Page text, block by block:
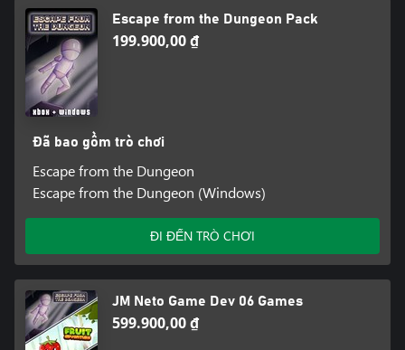
Escape from the Dungeon Pack
199.900,00 ₫
Đã bao gồm trò chơi
Escape from the Dungeon
Escape from the Dungeon (Windows)
ĐI ĐẾN TRÒ CHƠI
JM Neto Game Dev 06 Games
599.900,00 ₫